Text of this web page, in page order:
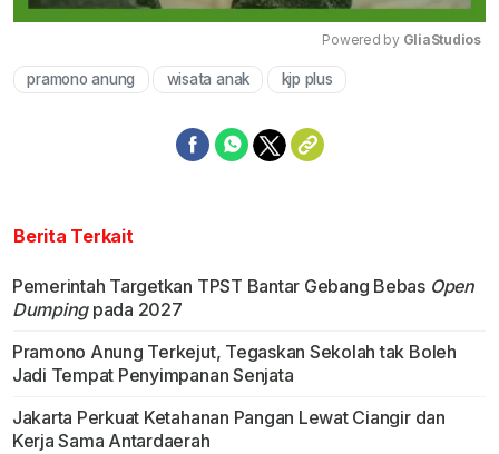
Powered by GliaStudios
pramono anung wisata anak kjp plus
Berita Terkait
Pemerintah Targetkan TPST Bantar Gebang Bebas Open
Dumpingpada 2027
Pramono Anung Terkejut, Tegaskan Sekolah tak Boleh
Jadi Tempat Penyimpanan Senjata
Jakarta Perkuat Ketahanan Pangan Lewat Ciangir dan
Kerja Sama Antardaerah